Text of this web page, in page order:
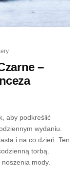
–
aby podkreślić
wydaniu.
i na co dzień. Ten
torbą.
mody.